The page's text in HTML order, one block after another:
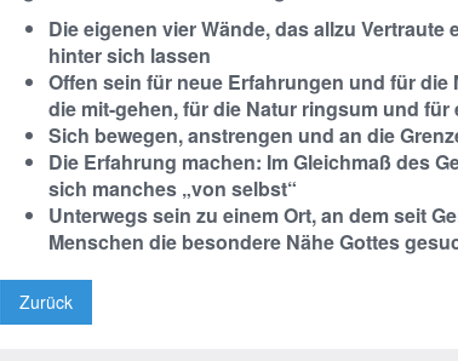
Die eigenen vier Wände, das allzu Vertraute
hinter sich lassen
Offen sein für neue Erfahrungen und für die
die mit-gehen, für die Natur ringsum und für
Sich bewegen, anstrengen und an die
Die Erfahrung machen: Im Gleichmaß des
sich manches „von selbst“
Unterwegs sein zu einem Ort, an dem seit
Menschen die besondere Nähe Gottes
Zurück